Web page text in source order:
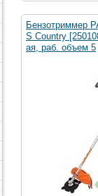
Бензотриммер
S Country
ая, раб. объем 5